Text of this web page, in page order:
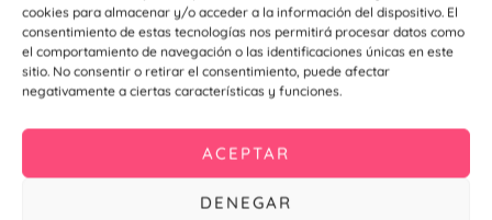
cookies para almacenar y/o acceder a la información del dispositivo. El
consentimiento de estas tecnologías nos permitirá procesar datos como
el comportamiento de navegación o las identificaciones únicas en este
sitio. No consentir o retirar el consentimiento, puede afectar
negativamente a ciertas características y funciones.
ACEPTAR
DENEGAR
carrito carrito